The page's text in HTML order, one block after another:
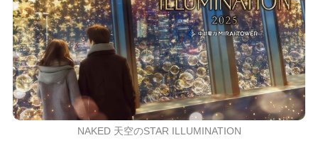
NAKED 天空のSTAR ILLUMINATION